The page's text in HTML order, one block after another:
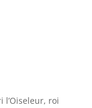
l’Oiseleur, roi